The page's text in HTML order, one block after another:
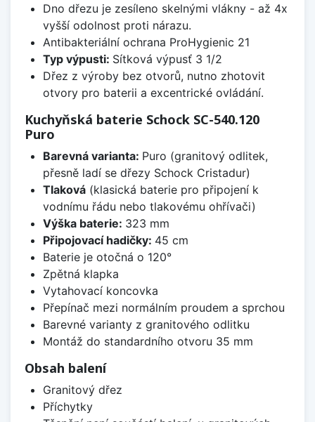
Dno dřezu je zesíleno skelnými vlákny - až 4x
vyšší odolnost proti nárazu.
Antibakteriální ochrana ProHygienic 21
Typ výpusti: Sítková výpusť 3 1/2
Dřez z výroby bez otvorů, nutno zhotovit
otvory pro baterii a excentrické ovládání.
Kuchyňská baterie Schock SC-540.120
Puro
Barevná varianta: Puro (granitový odlitek,
přesně ladí se dřezy Schock Cristadur)
Tlaková(klasická baterie pro připojení k
vodnímu řádu nebo tlakovému ohřívači)
Výška baterie: 323 mm
Připojovací hadičky: 45 cm
Baterie je otočná o 120°
Zpětná klapka
Vytahovací koncovka
Přepínač mezi normálním proudem a sprchou
Barevné varianty z granitového odlitku
Montáž do standardního otvoru 35 mm
Obsah balení
Granitový dřez
Příchytky